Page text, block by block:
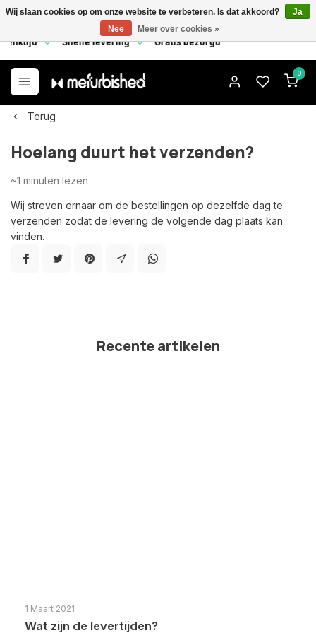
Snelle levering Gratis bezorgd
0
Terug
Hoelang duurt het verzenden?
~1 minuten lezen
Wij streven ernaar om de bestellingen op dezelfde dag te
verzenden zodat de levering de volgende dag plaats kan
vinden.
Recente artikelen
1 Maart 2021
Wat zijn de levertijden?
Wij slaan cookies op om onze website te verbeteren. Is dat akkoord?
Ja
Nee
Meer over cookies »